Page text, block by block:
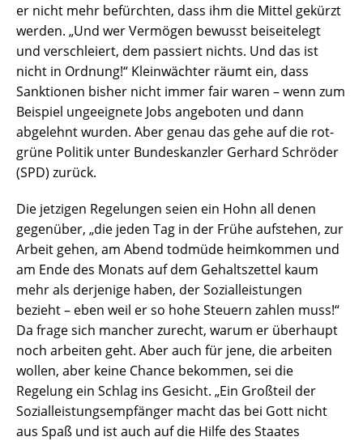
er nicht mehr befürchten, dass ihm die Mittel gekürzt
werden. „Und wer Vermögen bewusst beiseitelegt
und verschleiert, dem passiert nichts. Und das ist
nicht in Ordnung!“ Kleinwächter räumt ein, dass
Sanktionen bisher nicht immer fair waren – wenn zum
Beispiel ungeeignete Jobs angeboten und dann
abgelehnt wurden. Aber genau das gehe auf die rot-
grüne Politik unter Bundeskanzler Gerhard Schröder
(SPD) zurück.
Die jetzigen Regelungen seien ein Hohn all denen
gegenüber, „die jeden Tag in der Frühe aufstehen, zur
Arbeit gehen, am Abend todmüde heimkommen und
am Ende des Monats auf dem Gehaltszettel kaum
mehr als derjenige haben, der Sozialleistungen
bezieht – eben weil er so hohe Steuern zahlen muss!“
Da frage sich mancher zurecht, warum er überhaupt
noch arbeiten geht. Aber auch für jene, die arbeiten
wollen, aber keine Chance bekommen, sei die
Regelung ein Schlag ins Gesicht. „Ein Großteil der
Sozialleistungsempfänger macht das bei Gott nicht
aus Spaß und ist auch auf die Hilfe des Staates